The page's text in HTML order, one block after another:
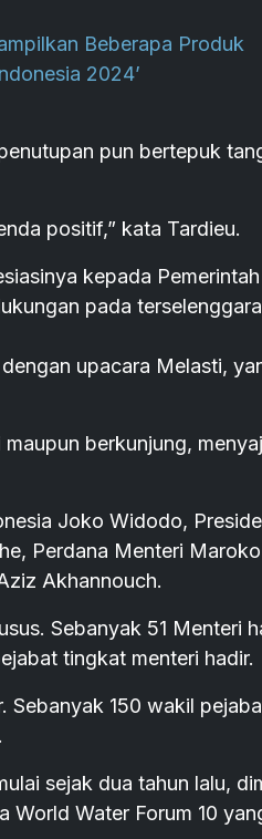
Beberapa Produk
2024’
pun bertepuk
positif,” kata Tardieu.
kepada Pemerintah
pada
upacara Melasti,
berkunjung,
Joko Widodo,
Perdana Menteri Maroko
Akhannouch.
Sebanyak 51 Menteri
tingkat menteri hadir.
Sebanyak 150 wakil
sejak dua tahun lalu,
World Water Forum 10